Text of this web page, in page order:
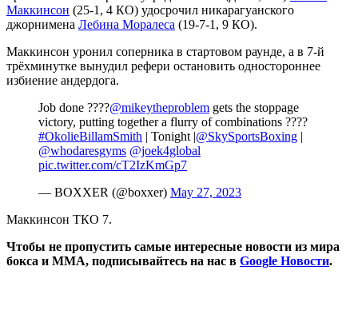
Маккинсон (25-1, 4 КО) удосрочил никарагуанского
джорнимена Лебина Моралеса (19-7-1, 9 КО).
Маккинсон уронил соперника в стартовом раунде, а в 7-й
трёхминутке вынудил рефери остановить одностороннее
избиение андердога.
Job done ????@mikeytheproblem gets the stoppage
victory, putting together a flurry of combinations ????
#OkolieBillamSmith | Tonight |@SkySportsBoxing |
@whodaresgyms @joek4global
pic.twitter.com/cT2IzKmGp7
— BOXXER (@boxxer) May 27, 2023
Маккинсон ТКО 7.
Чтобы не пропустить самые интересные новости из мира
бокса и ММА, подписывайтесь на нас в Google Новости.